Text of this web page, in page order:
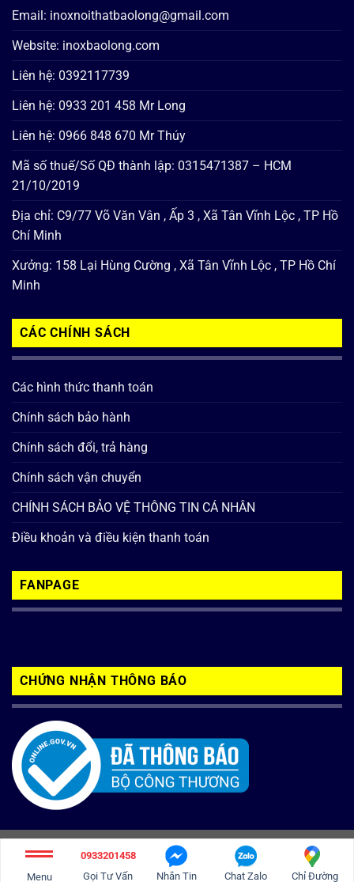
Email: inoxnoithatbaolong@gmail.com
Website: inoxbaolong.com
Liên hệ: 0392117739
Liên hệ: 0933 201 458 Mr Long
Liên hệ: 0966 848 670 Mr Thúy
Mã số thuế/Số QĐ thành lập: 0315471387 – HCM
21/10/2019
Địa chỉ: C9/77 Võ Văn Vân , Ấp 3 , Xã Tân Vĩnh Lộc , TP Hồ
Chí Minh
Xưởng: 158 Lại Hùng Cường , Xã Tân Vĩnh Lộc , TP Hồ Chí
Minh
CÁC CHÍNH SÁCH
Các hình thức thanh toán
Chính sách bảo hành
Chính sách đổi, trả hàng
Chính sách vận chuyển
CHÍNH SÁCH BẢO VỆ THÔNG TIN CÁ NHÂN
Điều khoản và điều kiện thanh toán
FANPAGE
CHỨNG NHẬN THÔNG BÁO
Copyright 2026 ©inoxbaolong.com
Tư vấn và thiết kế webCông ty TNC Việt Nam
Menu
0933201458
Gọi Tư Vấn
Nhắn Tin Chat Zalo Chỉ Đường